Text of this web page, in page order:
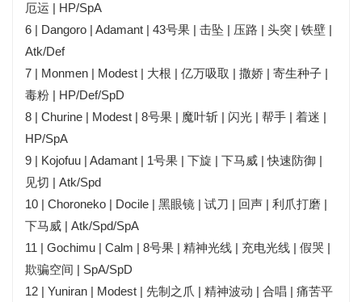
厄运 | HP/SpA
6 | Dangoro | Adamant | 43号果 | 击坠 | 压路 | 头突 | 铁壁 |
Atk/Def
7 | Monmen | Modest | 大根 | 亿万吸取 | 撒娇 | 寄生种子 |
毒粉 | HP/Def/SpD
8 | Churine | Modest | 8号果 | 魔叶斩 | 闪光 | 帮手 | 着迷 |
HP/SpA
9 | Kojofuu | Adamant | 1号果 | 下旋 | 下马威 | 快速防御 |
见切 | Atk/Spd
10 | Choroneko | Docile | 黑眼镜 | 试刀 | 回声 | 利爪打磨 |
下马威 | Atk/Spd/SpA
11 | Gochimu | Calm | 8号果 | 精神光线 | 充电光线 | 假哭 |
欺骗空间 | SpA/SpD
12 | Yuniran | Modest | 先制之爪 | 精神波动 | 合唱 | 痛苦平